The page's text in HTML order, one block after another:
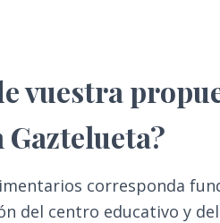
vuestra
corresponda
del centro educativo y del